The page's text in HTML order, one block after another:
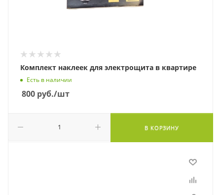
Комплект наклеек для электрощита в квартире
Есть в наличии
800 руб./шт
В КОРЗИНУ